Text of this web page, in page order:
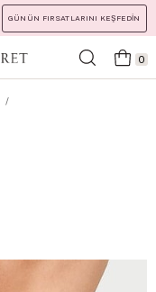
GÜNÜN FIRSATLARINI KEŞFEDİN
0